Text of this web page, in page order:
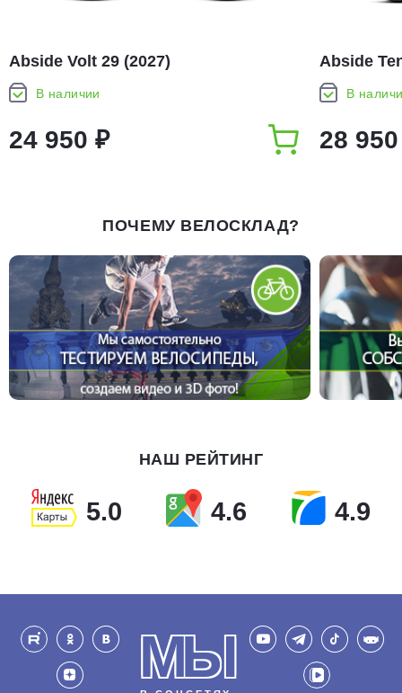
Abside Volt 29 (2027)
В наличии
24 950 ₽
Abside
В
28
ПОЧЕМУ ВЕЛОСКЛАД?
НАШ РЕЙТИНГ
5.0 4.6 4.9
МЫ